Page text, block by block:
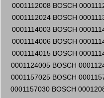
0001112008 BOSCH
0001112024 BOSCH
0001114003 BOSCH
0001114006 BOSCH
0001114015 BOSCH
0001124005 BOSCH
0001157025 BOSCH
0001157030 BOSCH